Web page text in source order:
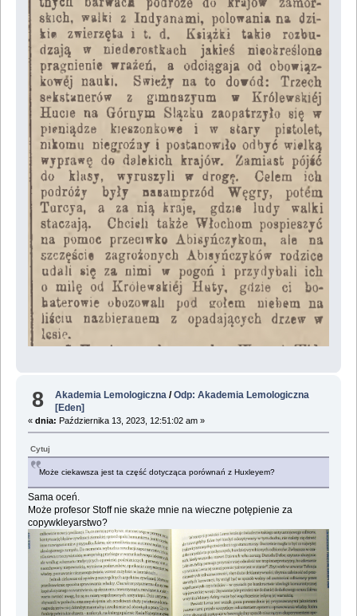
8 Akademia Lemologiczna /Odp: Akademia Lemologiczna
[Eden]
« dnia: Października 13, 2023, 12:51:02 am »
Cytuj
Może ciekawsza jest ta część dotycząca porównań z Huxleyem?
Sama oceń.
Może profesor Stoff nie skaże mnie na wieczne potępienie za
copywkleyarstwo?